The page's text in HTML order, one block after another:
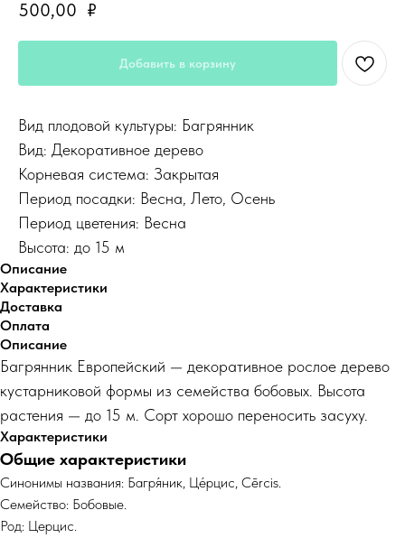
500,00 ₽
Добавить в корзину
Вид плодовой культуры: Багрянник
Вид: Декоративное дерево
Корневая система: Закрытая
Период посадки: Весна, Лето, Осень
Период цветения: Весна
Высота: до 15 м
Описание
Характеристики
Доставка
Оплата
Описание
Багрянник Европейский — декоративное рослое дерево
кустарниковой формы из семейства бобовых. Высота
растения — до 15 м. Сорт хорошо переносить засуху.
Характеристики
Общие характеристики
Синонимы названия: Багря́ник, Це́рцис, Cērcis.
Семейство: Бобовые.
Род: Церцис.